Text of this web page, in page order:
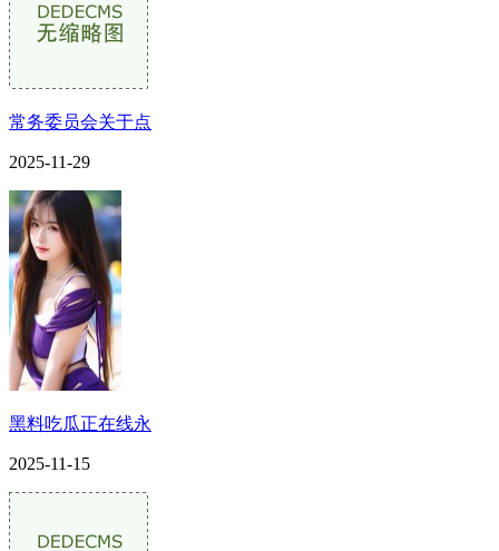
常务委员会关于点
2025-11-29
黑料吃瓜正在线永
2025-11-15